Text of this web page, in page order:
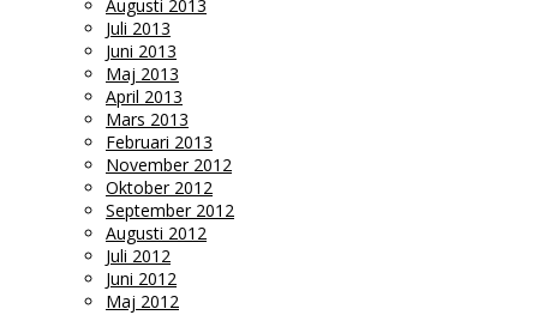
Augusti 2013
Juli 2013
Juni 2013
Maj 2013
April 2013
Mars 2013
Februari 2013
November 2012
Oktober 2012
September 2012
Augusti 2012
Juli 2012
Juni 2012
Maj 2012